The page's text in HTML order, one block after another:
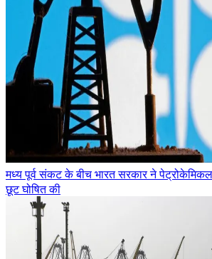
मध्य पूर्व संकट के बीच भारत सरकार ने पेट्रोकेमिकल
छूट घोषित की